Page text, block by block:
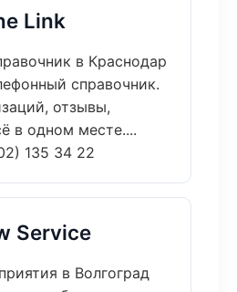
Link
в Краснодар
справочник.
отзывы,
в одном месте....
135 34 22
Service
в Волгоград